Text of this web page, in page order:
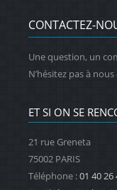
CONTACTEZ-
Une question, un
N’hésitez pas à
ET SI ON SE
21 rue Greneta
75002 PARIS
Téléphone :01 40 26